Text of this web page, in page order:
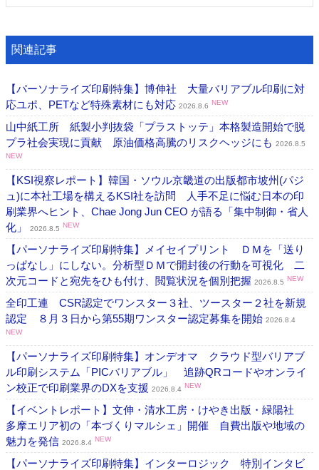
関連記事
【パーソナライズ印刷特集】博伸社 大量バリアブル印刷に対
応ユポ、PETなど特殊素材にも対応 2026.8.6 NEW
山中紙工所 紙製小判抜袋「プラストッテ」本格製造開始で脱
プラ社会実現に貢献 原油価格高騰のリスクヘッジにも 2026.8.5
NEW
【KSI視察レポート】韓国・ソウル京畿道の出版都市坡州(パジ
ュ)に本社工場を構えるKSI社を訪問 人手不足に悩む日本の印
刷業界へヒント、Chae Jong Jun CEO が語る「集中制御・省人
化」
2026.8.5 NEW
【パーソナライズ印刷特集】メイセイプリント ＤＭを「送り
っぱなし」にしない。分析型ＤＭで開封後の行動を可視化 二
次元コードと宛先をひも付け、閲覧状況を個別把握 2026.8.5 NEW
全印工連 CSR認定でワンスター３社、ツースター２社を新規
認定 ８月３日から第55期ワンスター認定募集を開始 2026.8.4
NEW
【パーソナライズ印刷特集】オンデオマ クラウド型バリアブ
ル印刷システム「PICバリアブル」 追跡QRコードやオンライ
ン校正で印刷業界のDXを支援 2026.8.4 NEW
【イベントレポート】文伸・清水工房・けやき出版・緑陽社
多摩エリア初の「本づくりマルシェ」開催 自費出版や地域の
魅力を発信 2026.8.4 NEW
【パーソナライズ印刷特集】インターロジック 特別インタビ